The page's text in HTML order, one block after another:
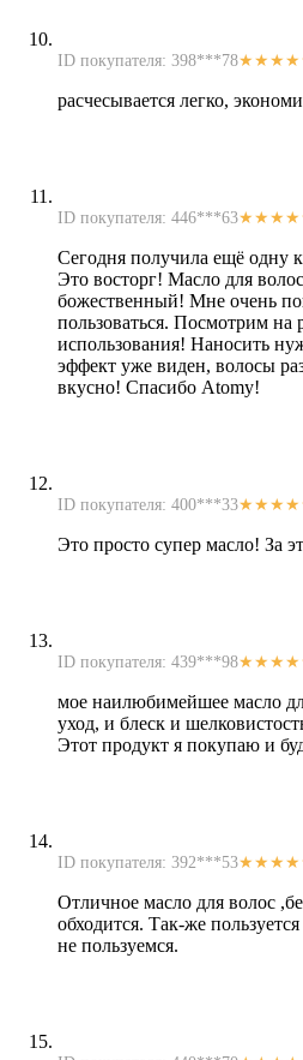
ID покупателя: 398***78
расчесывается легко,
ID покупателя: 446***63
Сегодня получила ещё одну
Это восторг! Масло для
божественный! Мне очень
пользоваться. Посмотрим на
использования! Наносить
эффект уже виден, волосы
вкусно! Спасибо Atomy!
ID покупателя: 400***33
Это просто супер масло! За
ID покупателя: 439***98
мое наилюбимейшее масло
уход, и блеск и
Этот продукт я покупаю и
ID покупателя: 392***53
Отличное масло для волос
обходится. Так-же
не пользуемся.